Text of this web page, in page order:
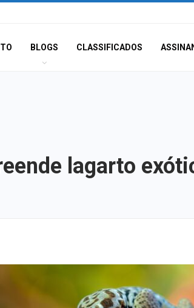
BLOGS CLASSIFICADOS
lagarto
Corregedoria
correição no…